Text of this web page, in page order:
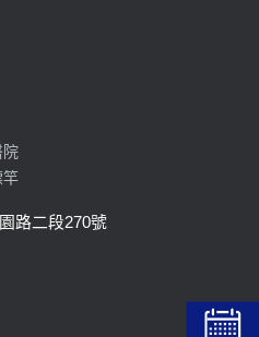
】新檢查服務
膽囊！膽結石、
院
竿
路二段270號